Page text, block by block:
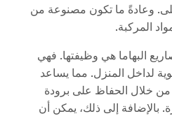
وعادةً ما تكون مصنوعة من
المركبة.
البهاما هي وظيفتها. فهي
لداخل المنزل. مما يساعد
من خلال الحفاظ على برودة
بالإضافة إلى ذلك، يمكن أن